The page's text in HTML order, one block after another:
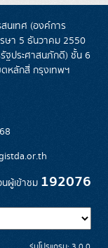
นเทศ (องค์การ
ษา 5 ธันวาคม 2550
ฐประศาสนภักดี) ชั้น 6
หลักสี่ กรุงเทพฯ
ผู้เข้าชม 192076